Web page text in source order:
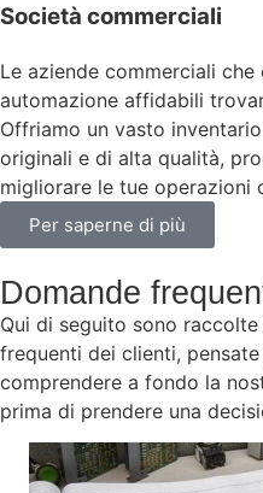
Società commerciali
Le aziende commerciali
automazione affidabili
Offriamo un vasto
originali e di alta qualità,
migliorare le tue operazioni
Per saperne di più
Domande
Qui di seguito sono
frequenti dei clienti,
comprendere a fondo la
prima di prendere una